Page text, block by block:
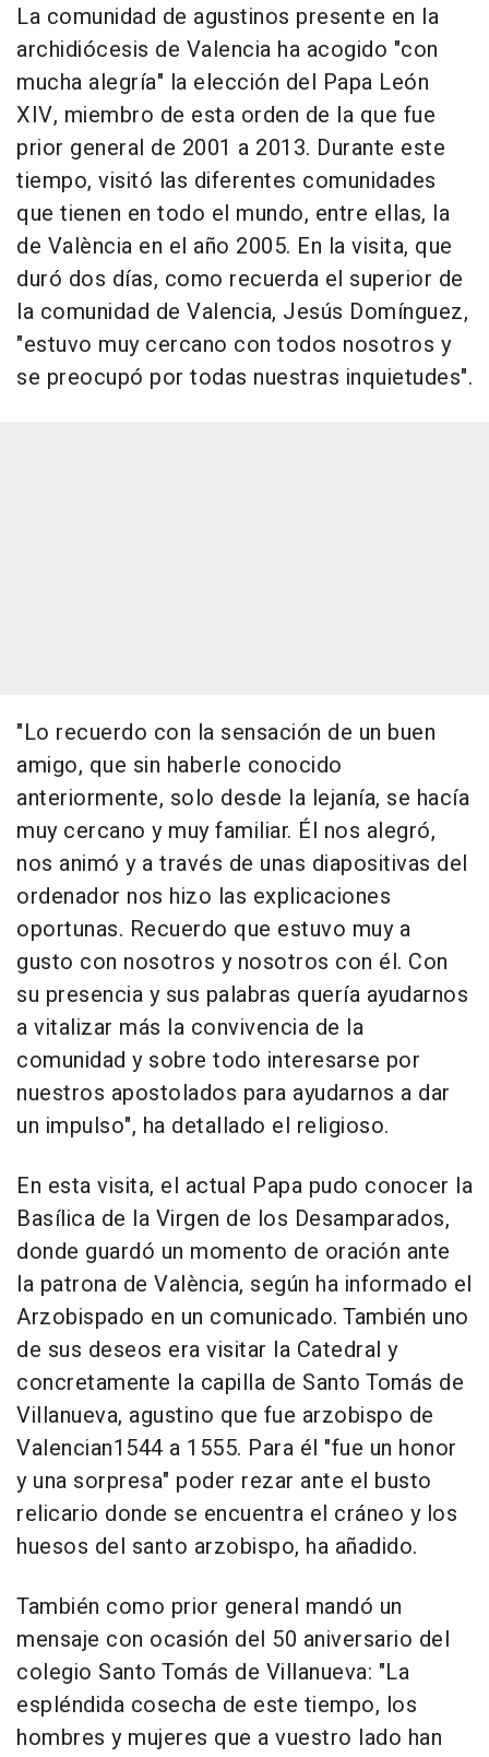
La comunidad de agustinos presente en la
archidiócesis de Valencia ha acogido "con
mucha alegría" la elección del Papa León
XIV, miembro de esta orden de la que fue
prior general de 2001 a 2013. Durante este
tiempo, visitó las diferentes comunidades
que tienen en todo el mundo, entre ellas, la
de València en el año 2005. En la visita, que
duró dos días, como recuerda el superior de
la comunidad de Valencia, Jesús Domínguez,
"estuvo muy cercano con todos nosotros y
se preocupó por todas nuestras inquietudes".
"Lo recuerdo con la sensación de un buen
amigo, que sin haberle conocido
anteriormente, solo desde la lejanía, se hacía
muy cercano y muy familiar. Él nos alegró,
nos animó y a través de unas diapositivas del
ordenador nos hizo las explicaciones
oportunas. Recuerdo que estuvo muy a
gusto con nosotros y nosotros con él. Con
su presencia y sus palabras quería ayudarnos
a vitalizar más la convivencia de la
comunidad y sobre todo interesarse por
nuestros apostolados para ayudarnos a dar
un impulso", ha detallado el religioso.
En esta visita, el actual Papa pudo conocer la
Basílica de la Virgen de los Desamparados,
donde guardó un momento de oración ante
la patrona de València, según ha informado el
Arzobispado en un comunicado. También uno
de sus deseos era visitar la Catedral y
concretamente la capilla de Santo Tomás de
Villanueva, agustino que fue arzobispo de
Valencian1544 a 1555. Para él "fue un honor
y una sorpresa" poder rezar ante el busto
relicario donde se encuentra el cráneo y los
huesos del santo arzobispo, ha añadido.
También como prior general mandó un
mensaje con ocasión del 50 aniversario del
colegio Santo Tomás de Villanueva: "La
espléndida cosecha de este tiempo, los
hombres y mujeres que a vuestro lado han